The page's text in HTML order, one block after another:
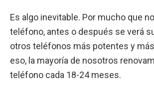
Es algo inevitable. Por mucho que
teléfono, antes o después se verá
otros teléfonos más potentes y
eso, la mayoría de nosotros
teléfono cada 18-24 meses.